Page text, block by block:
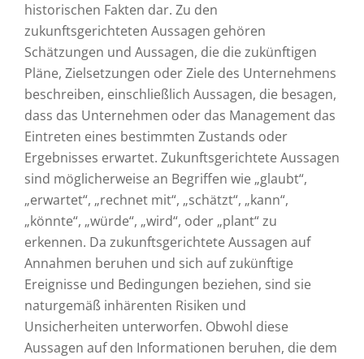
historischen Fakten dar. Zu den
zukunftsgerichteten Aussagen gehören
Schätzungen und Aussagen, die die zukünftigen
Pläne, Zielsetzungen oder Ziele des Unternehmens
beschreiben, einschließlich Aussagen, die besagen,
dass das Unternehmen oder das Management das
Eintreten eines bestimmten Zustands oder
Ergebnisses erwartet. Zukunftsgerichtete Aussagen
sind möglicherweise an Begriffen wie „glaubt“,
„erwartet“, „rechnet mit“, „schätzt“, „kann“,
„könnte“, „würde“, „wird“, oder „plant“ zu
erkennen. Da zukunftsgerichtete Aussagen auf
Annahmen beruhen und sich auf zukünftige
Ereignisse und Bedingungen beziehen, sind sie
naturgemäß inhärenten Risiken und
Unsicherheiten unterworfen. Obwohl diese
Aussagen auf den Informationen beruhen, die dem